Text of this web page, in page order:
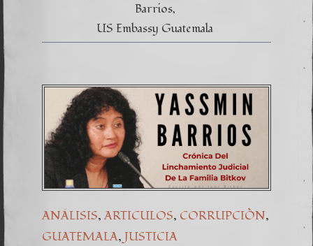
Barrios
US Embassy Guatemala
ANÁLISIS, ARTICULOS, CORRUPCIÒN,
GUATEMALA, JUSTICIA